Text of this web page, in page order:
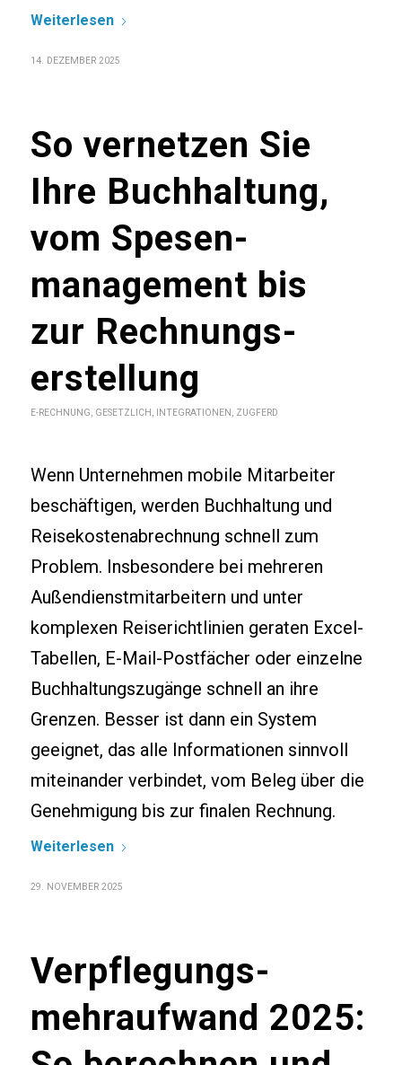
Weiterlesen
14. DEZEMBER 2025
So vernetzen Sie
Ihre Buchhaltung,
vom Spesen­
management bis
zur Rechnungs­
erstellung
E-RECHNUNG, GESETZLICH, INTEGRATIONEN, ZUGFERD
Wenn Unternehmen mobile Mitarbeiter
beschäftigen, werden Buchhaltung und
Reisekostenabrechnung schnell zum
Problem. Insbesondere bei mehreren
Außendienstmitarbeitern und unter
komplexen Reiserichtlinien geraten Excel-
Tabellen, E-Mail-Postfächer oder einzelne
Buchhaltungszugänge schnell an ihre
Grenzen. Besser ist dann ein System
geeignet, das alle Informationen sinnvoll
miteinander verbindet, vom Beleg über die
Genehmigung bis zur finalen Rechnung.
Weiterlesen
29. NOVEMBER 2025
Verpflegungs­
mehraufwand 2025: